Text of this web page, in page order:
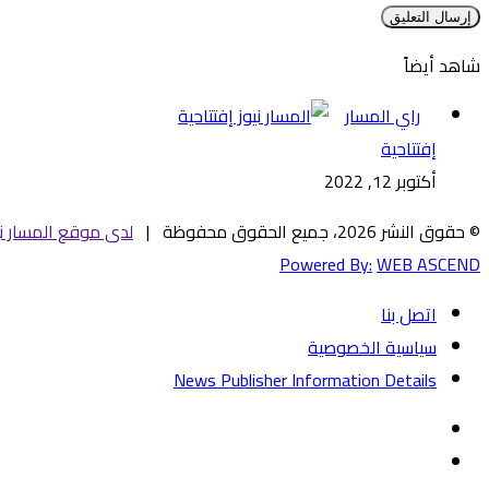
شاهد أيضاً
راي المسار
إفتتاحية
أكتوبر 12, 2022
© حقوق النشر 2026، جميع الحقوق محفوظة |
لدى موقع المسار
Powered By:WEB ASCEND
اتصل بنا
سياسية الخصوصية
News Publisher Information Details